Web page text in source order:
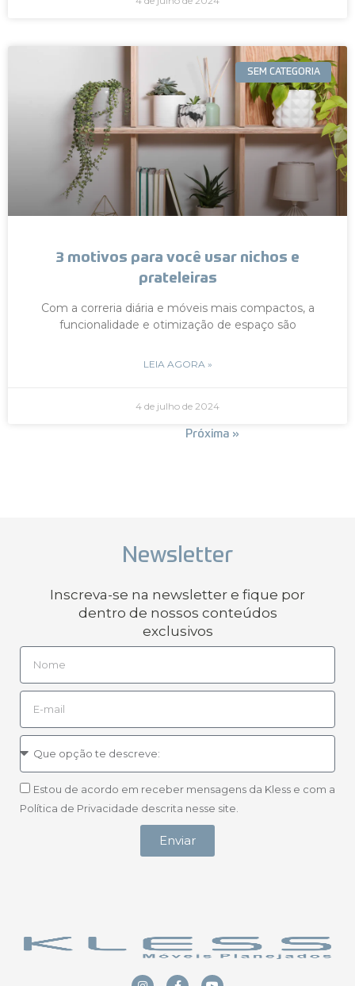
SEM CATEGORIA
3 motivos para você usar nichos e
prateleiras
Com a correria diária e móveis mais compactos, a
funcionalidade e otimização de espaço são
LEIA AGORA »
4 de julho de 2024
Próxima »
Newsletter
Inscreva-se na newsletter e fique por
dentro de nossos conteúdos
exclusivos
Estou de acordo em receber mensagens da Kless e com a
Política de Privacidade descrita nesse site.
Enviar